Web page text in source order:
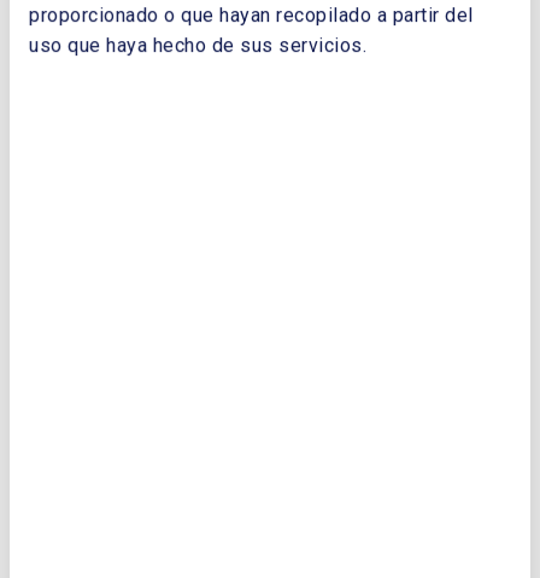
proporcionado o que hayan recopilado a partir del
uso que haya hecho de sus servicios.
Energía. Posteriormente, continuó su
trayectoria profesional en diferentes